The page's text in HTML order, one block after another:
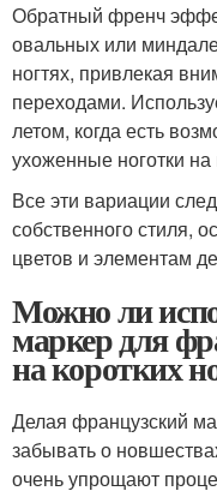
Обратный френч
овальных или
ногтях, привлекая
переходами.
летом, когда есть
ухоженные ноготки на
Все эти вариации
собственного стиля,
цветов и элементам
Можно ли
маркер для
на коротких
Делая французский
забывать о
очень упрощают